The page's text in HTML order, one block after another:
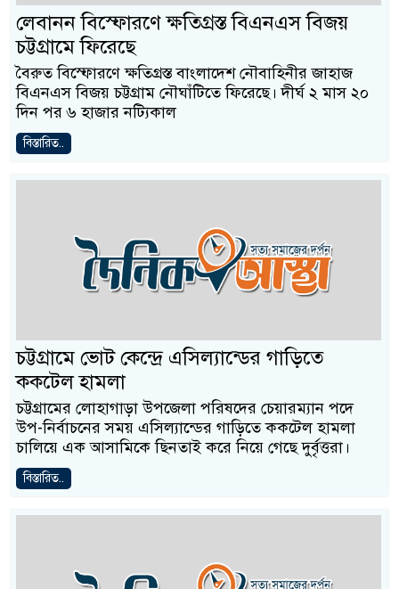
লেবানন বিস্ফোরণে ক্ষতিগ্রস্ত বিএনএস বিজয়
চট্টগ্রামে ফিরেছে
বৈরুত বিস্ফোরণে ক্ষতিগ্রস্ত বাংলাদেশ নৌবাহিনীর জাহাজ
বিএনএস বিজয় চট্টগ্রাম নৌঘাঁটিতে ফিরেছে। দীর্ঘ ২ মাস ২০
দিন পর ৬ হাজার নট্যিকাল
বিস্তারিত..
চট্টগ্রামে ভোট কেন্দ্রে এসিল্যান্ডের গাড়িতে
ককটেল হামলা
চট্টগ্রামের লোহাগাড়া উপজেলা পরিষদের চেয়ারম্যান পদে
উপ-নির্বাচনের সময় এসিল্যান্ডের গাড়িতে ককটেল হামলা
চালিয়ে এক আসামিকে ছিনতাই করে নিয়ে গেছে দুর্বৃত্তরা।
বিস্তারিত..